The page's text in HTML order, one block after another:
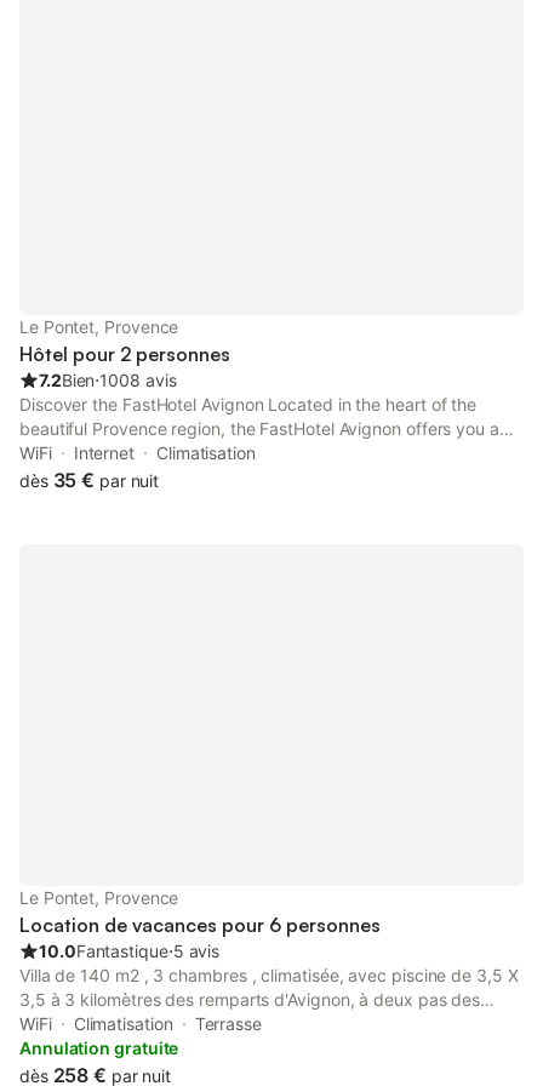
Le Pontet, Provence
Hôtel pour 2 personnes
7.2Bien⋅1008 avis
Discover the FastHotel Avignon Located in the heart of the
beautiful Provence region, the FastHotel Avignon offers you a
warm and friendly welcome for an unforgettable stay.
WiFi Internet
Climatisation
dès 35 € par nuit
Le Pontet, Provence
Location de vacances pour 6 personnes
10.0Fantastique⋅5 avis
Villa de 140 m2 , 3 chambres , climatisée, avec piscine de 3,5 X
3,5 à 3 kilomètres des remparts d'Avignon, à deux pas des
commerces et des arrêts de bus . Côté jardin, une terrasse
couverte avec grande table et chaises, un coin barbecue (gaz),
et des transats sont à votre disposition. Au rez de chaussée,
WiFi Climatisation
Terrasse
Annulation gratuite
dès 258 € par nuit